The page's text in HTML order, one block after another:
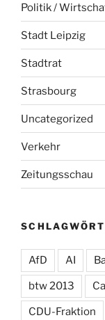
Politik /
Stadt Leipzig
Stadtrat
Strasbourg
Uncategorized
Verkehr
Zeitungsschau
AfD AI
btw 2013
CDU-Fraktion